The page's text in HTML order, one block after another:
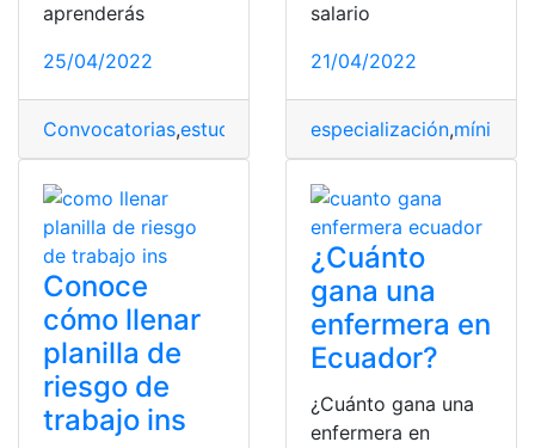
aprenderás
25/04/2022
Convocatorias,estudios México,pruebas,Requisitos
salario
21/04/2022
especialización,mínimo
Conoce
cómo llenar
planilla de
riesgo de
trabajo ins
¿Cuánto
gana una
enfermera en
Ecuador?
¿Cuánto gana una
enfermera en